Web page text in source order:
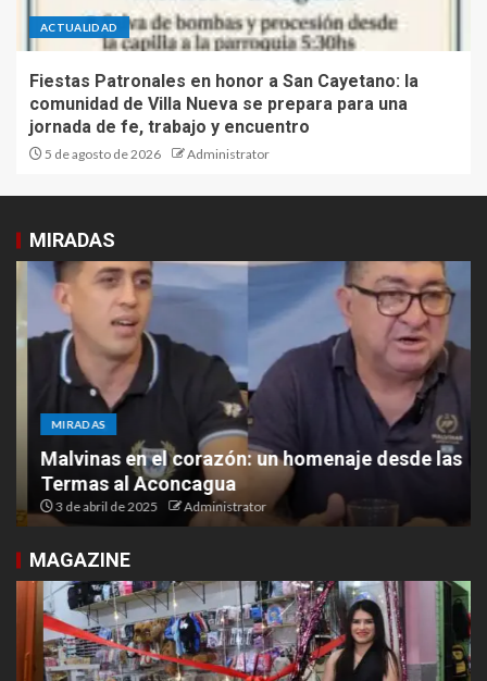
ACTUALIDAD
Fiestas Patronales en honor a San Cayetano: la
comunidad de Villa Nueva se prepara para una
jornada de fe, trabajo y encuentro
5 de agosto de 2026 Administrator
MIRADAS
MIRADAS
Malvinas en el corazón: un homenaje desde las
Termas al Aconcagua
3 de abril de 2025 Administrator
MAGAZINE